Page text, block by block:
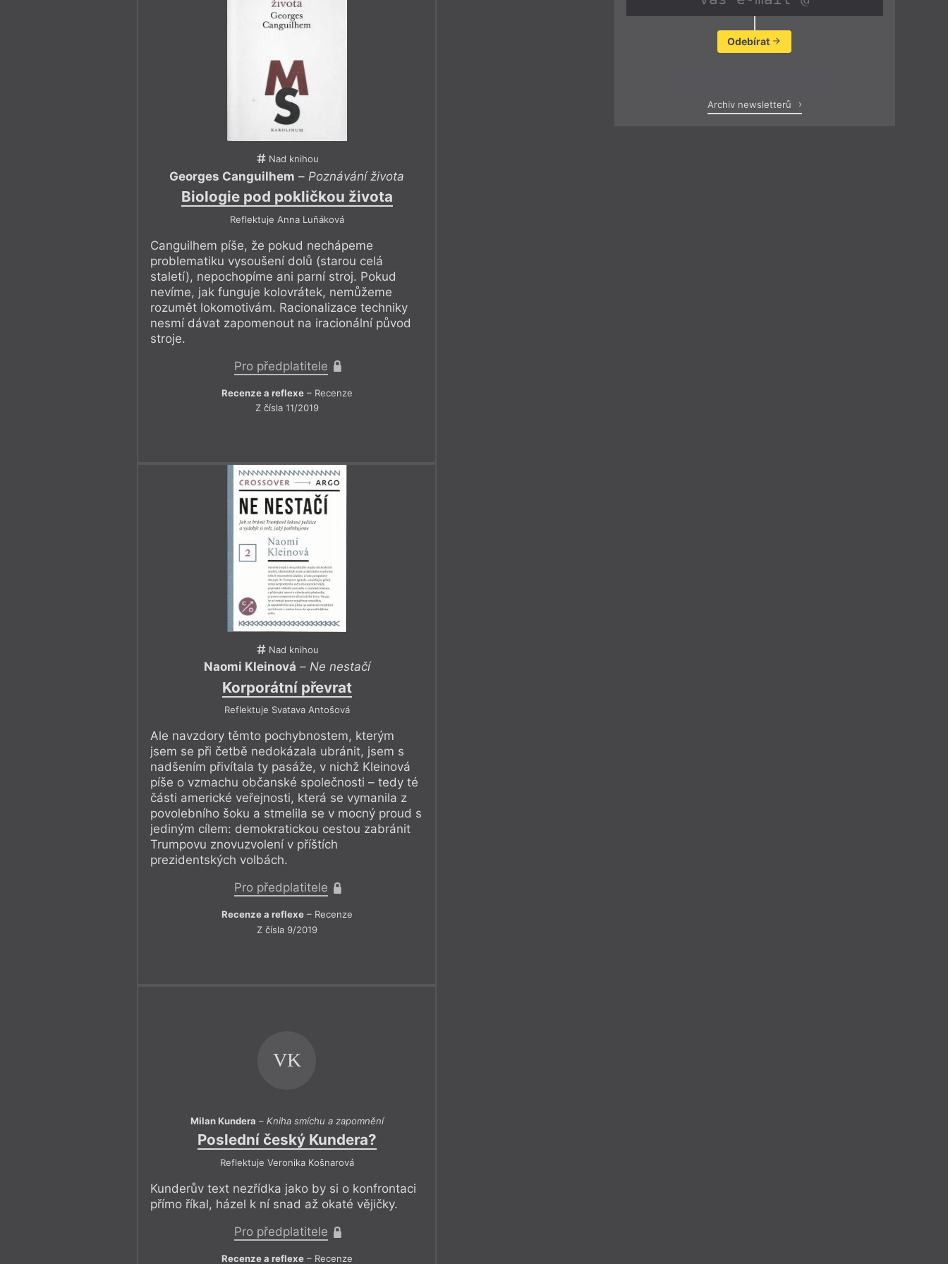
Nad knihou
Georges Canguilhem – Poznávání života
Biologie pod pokličkou života
Reflektuje Anna Luňáková
Canguilhem píše, že pokud nechápeme
problematiku vysoušení dolů (starou celá
staletí), nepochopíme ani parní stroj. Pokud
nevíme, jak funguje kolovrátek, nemůžeme
rozumět lokomotivám. Racionalizace techniky
nesmí dávat zapomenout na iracionální původ
stroje.
Pro předplatitele
Recenze a reflexe– Recenze
Z čísla 11/2019
Nad knihou
Naomi Kleinová – Ne nestačí
Korporátní převrat
Reflektuje Svatava Antošová
Ale navzdory těmto pochybnostem, kterým
jsem se při četbě nedokázala ubránit, jsem s
nadšením přivítala ty pasáže, v nichž Kleinová
píše o vzmachu občanské společnosti – tedy té
části americké veřejnosti, která se vymanila z
povolebního šoku a stmelila se v mocný proud s
jediným cílem: demokratickou cestou zabránit
Trumpovu znovuzvolení v příštích
prezidentských volbách.
Pro předplatitele
Recenze a reflexe– Recenze
Z čísla 9/2019
VK
Milan Kundera – Kniha smíchu a zapomnění
Poslední český Kundera?
Reflektuje Veronika Košnarová
Kunderův text nezřídka jako by si o konfrontaci
přímo říkal, házel k ní snad až okaté vějičky.
Pro předplatitele
Recenze a reflexe– Recenze
Odebírat
Archiv newsletterů